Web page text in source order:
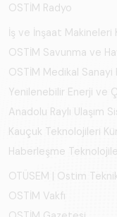
OSTİM Radyo
İş ve İnşaat Makineleri
OSTİM Savunma ve
OSTİM Medikal
Yenilenebilir Enerji ve
Anadolu Raylı Ulaşım
Kauçuk Teknolojileri
Haberleşme
OTÜSEM | Ostim
OSTİM Vakfı